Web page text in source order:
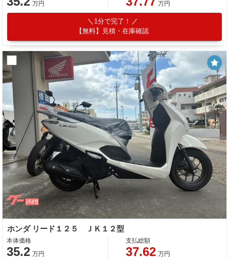
万円 万円
1分で完了！
【無料】見積・在庫確認
ホンダ リード１２５ ＪＫ１２型
本体価格
35.2 万円
支払総額
37.62 万円